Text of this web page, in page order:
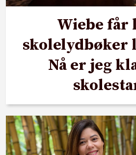
Wiebe får
skolelydbøker
Nå er jeg